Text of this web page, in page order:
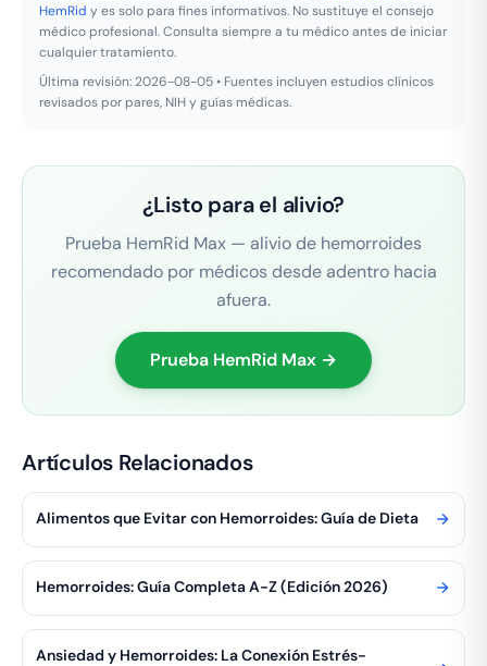
HemRid y es solo para fines informativos. No sustituye el consejo
médico profesional. Consulta siempre a tu médico antes de iniciar
cualquier tratamiento.
Última revisión: 2026-08-05 • Fuentes incluyen estudios clínicos
revisados por pares, NIH y guías médicas.
¿Listo para el alivio?
Prueba HemRid Max — alivio de hemorroides
recomendado por médicos desde adentro hacia
afuera.
Prueba HemRid Max →
Artículos Relacionados
Alimentos que Evitar con Hemorroides: Guía de Dieta
Hemorroides: Guía Completa A-Z (Edición 2026)
Ansiedad y Hemorroides: La Conexión Estrés-